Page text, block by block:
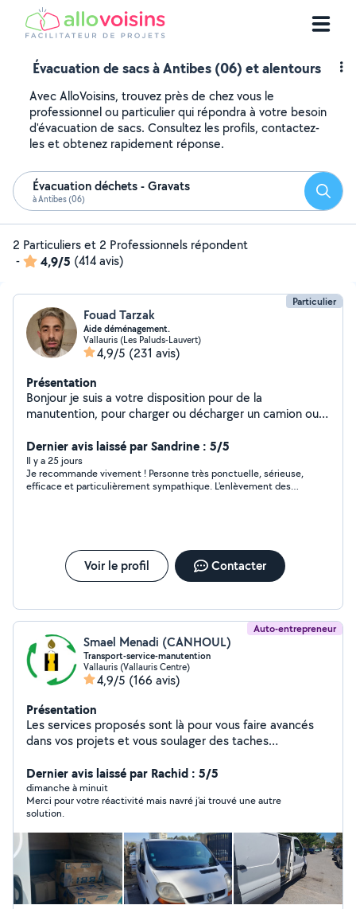
Évacuation de sacs à Antibes (06) et alentours
Avec AlloVoisins, trouvez près de chez vous le
professionnel ou particulier qui répondra à votre besoin
d'évacuation de sacs. Consultez les profils, contactez-
les et obtenez rapidement réponse.
Évacuation déchets - Gravats
à Antibes (06)
2 Particuliers et 2 Professionnels répondent
-
4,9/5 (414 avis)
Particulier
Fouad Tarzak
Aide déménagement.
Vallauris (Les Paluds-Lauvert)
4,9/5 (231 avis)
Présentation
Bonjour je suis a votre disposition pour de la
manutention, pour charger ou décharger un camion ou
Dernier avis laissé par Sandrine : 5/5
Il y a 25 jours
Je recommande vivement ! Personne très ponctuelle, sérieuse,
efficace et particulièrement sympathique. L'enlèvement des
pour votre aide, je n'hésiterai pas à faire de nouveau appel à
vous et à vous recommander autour de moi !
Voir le profil Contacter
Auto-entrepreneur
Smael Menadi (CANHOUL)
Transport-service-manutention
Vallauris (Vallauris Centre)
4,9/5 (166 avis)
Présentation
Les services proposés sont là pour vous faire avancés
dans vos projets et vous soulager des taches
transport, vous propose plusieurs services dans ce
domaine. - Déménagement : petit ou grand volume
partout en France - Débarras : cave, maison,
appartement mais aussi les évacuations de chantier de
rénovation et aussi les déchets de vert de votre jardin. -
Livraison : Retrait de vos commandes volumineuse en
magasin ou chez un particuliers courte à moyenne
distance, livraison sur chantier de rénovation de vos
fourniture. - Manutention : vous avez besoin uniquement
Dernier avis laissé par Rachid : 5/5
dimanche à minuit
Merci pour votre réactivité mais navré j’ai trouvé une autre
solution.